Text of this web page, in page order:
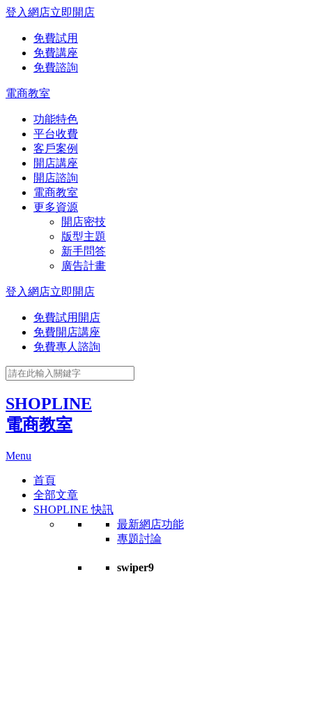
登入網店立即開店
免費試用
免費講座
免費諮詢
電商教室
功能特色
平台收費
客戶案例
開店講座
開店諮詢
電商教室
更多資源
開店密技
版型主題
新手問答
廣告計畫
登入網店立即開店
免費試用開店
免費開店講座
免費專人諮詢
SHOPLINE
電商教室
Menu
首頁
全部文章
SHOPLINE 快訊
最新網店功能
專題討論
swiper9